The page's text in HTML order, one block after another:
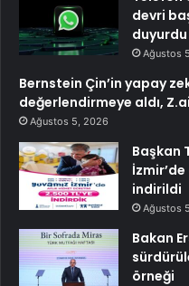
devri
duyurdu
Ağustos
Bernstein Çin’in yapay
değerlendirmeye aldı,
Ağustos 5, 2026
Başkan
indirildi
Ağustos
Bakan
örneği